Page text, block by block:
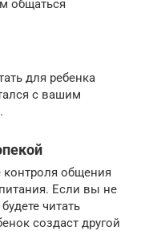
общаться
для ребенка
с вашим
контроля общения
Если вы не
читать
создаст другой